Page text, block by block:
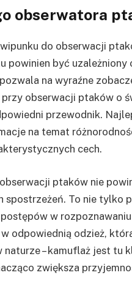
obserwatora
do obserwacji
powinien być
na wyraźne
obserwacji ptaków o
przewodnik.
na temat
cech.
ptaków nie
spostrzeżeń. To nie tylko
w
odpowiednią odzież,
naturze – kamuflaż jest
zwiększa